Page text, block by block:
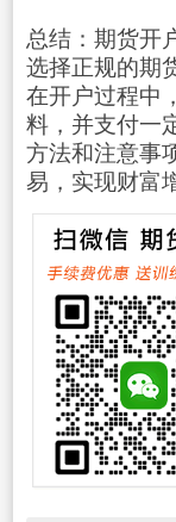
总结：期货开
选择正规的期
在开户过程中
料，并支付一
方法和注意事
易，实现财富